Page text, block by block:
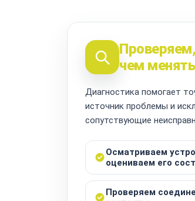
чем менять
Диагностика помогает
источник проблемы и
сопутствующие
Осматриваем
оцениваем его
Проверяем